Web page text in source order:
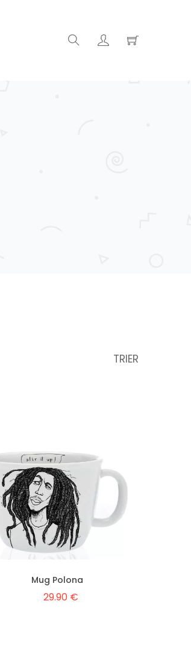
TRIER
Mug Polona
29.90 €